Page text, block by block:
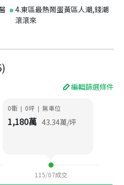
4.東區最熱鬧蛋黃區人潮,錢潮
滾滾來
)
編輯篩選條件
0衛 | 0坪 | 無車位
1,180萬 43.34萬/坪
115/07成交